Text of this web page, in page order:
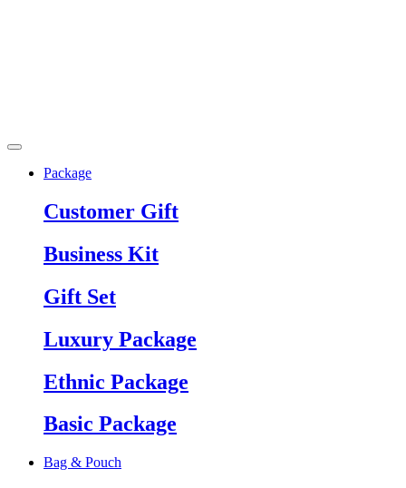
Package
Customer Gift
Business Kit
Gift Set
Luxury Package
Ethnic Package
Basic Package
Bag & Pouch